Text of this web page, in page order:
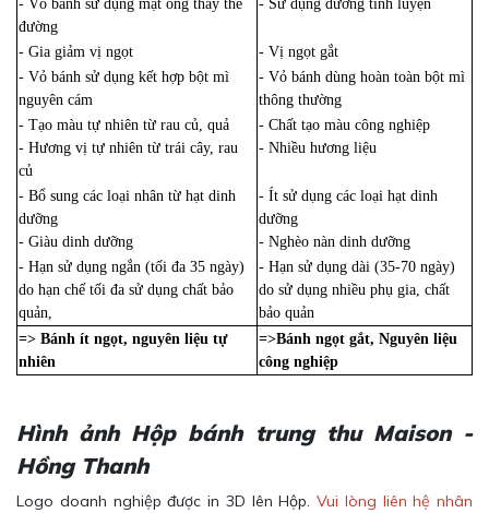
- Vỏ bánh sử dụng mật ong thay thế
đường
- Sử dụng đường tinh luyện
- Gia giảm vị ngọt
- Vị ngọt gắt
- Vỏ bánh sử dụng kết hợp bột mì
nguyên cám
- Vỏ bánh dùng hoàn toàn bột mì
thông thường
- Tạo màu tự nhiên từ rau củ, quả
- Hương vị tự nhiên từ trái cây, rau
củ
- Chất tạo màu công nghiệp
- Nhiều hương liệu
- Bổ sung các loại nhân từ hạt dinh
dưỡng
- Giàu dinh dưỡng
- Ít sử dụng các loại hạt dinh
dưỡng
- Nghèo nàn dinh dưỡng
- Hạn sử dụng ngắn (tối đa 35 ngày)
do hạn chế tối đa sử dụng chất bảo
quản,
- Hạn sử dụng dài (35-70 ngày)
do sử dụng nhiều phụ gia, chất
bảo quản
=> Bánh ít ngọt, nguyên liệu tự
nhiên
=>Bánh ngọt gắt, Nguyên liệu
công nghiệp
Hình ảnh Hộp bánh trung thu Maison -
Hồng Thanh
Logo doanh nghiệp được in 3D lên Hộp. Vui lòng liên hệ nhân